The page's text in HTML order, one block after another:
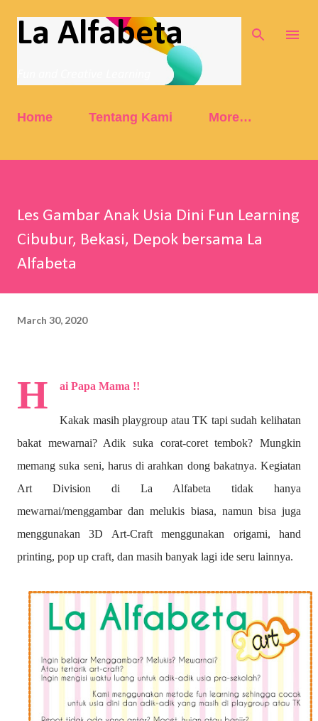
Skip to main content
La Alfabeta
Home Tentang Kami More…
Les Gambar Anak Usia Dini Fun Learning
Cibubur, Bekasi, Depok bersama La
Alfabeta
March 30, 2020
H ai Papa Mama !!
Kakak masih playgroup atau TK tapi sudah kelihatan
bakat mewarnai? Adik suka corat-coret tembok? Mungkin
memang suka seni, harus di arahkan dong bakatnya. Kegiatan
Art Division di La Alfabeta tidak hanya
mewarnai/menggambar dan melukis biasa, namun bisa juga
menggunakan 3D Art-Craft menggunakan origami, hand
printing, pop up craft, dan masih banyak lagi ide seru lainnya.